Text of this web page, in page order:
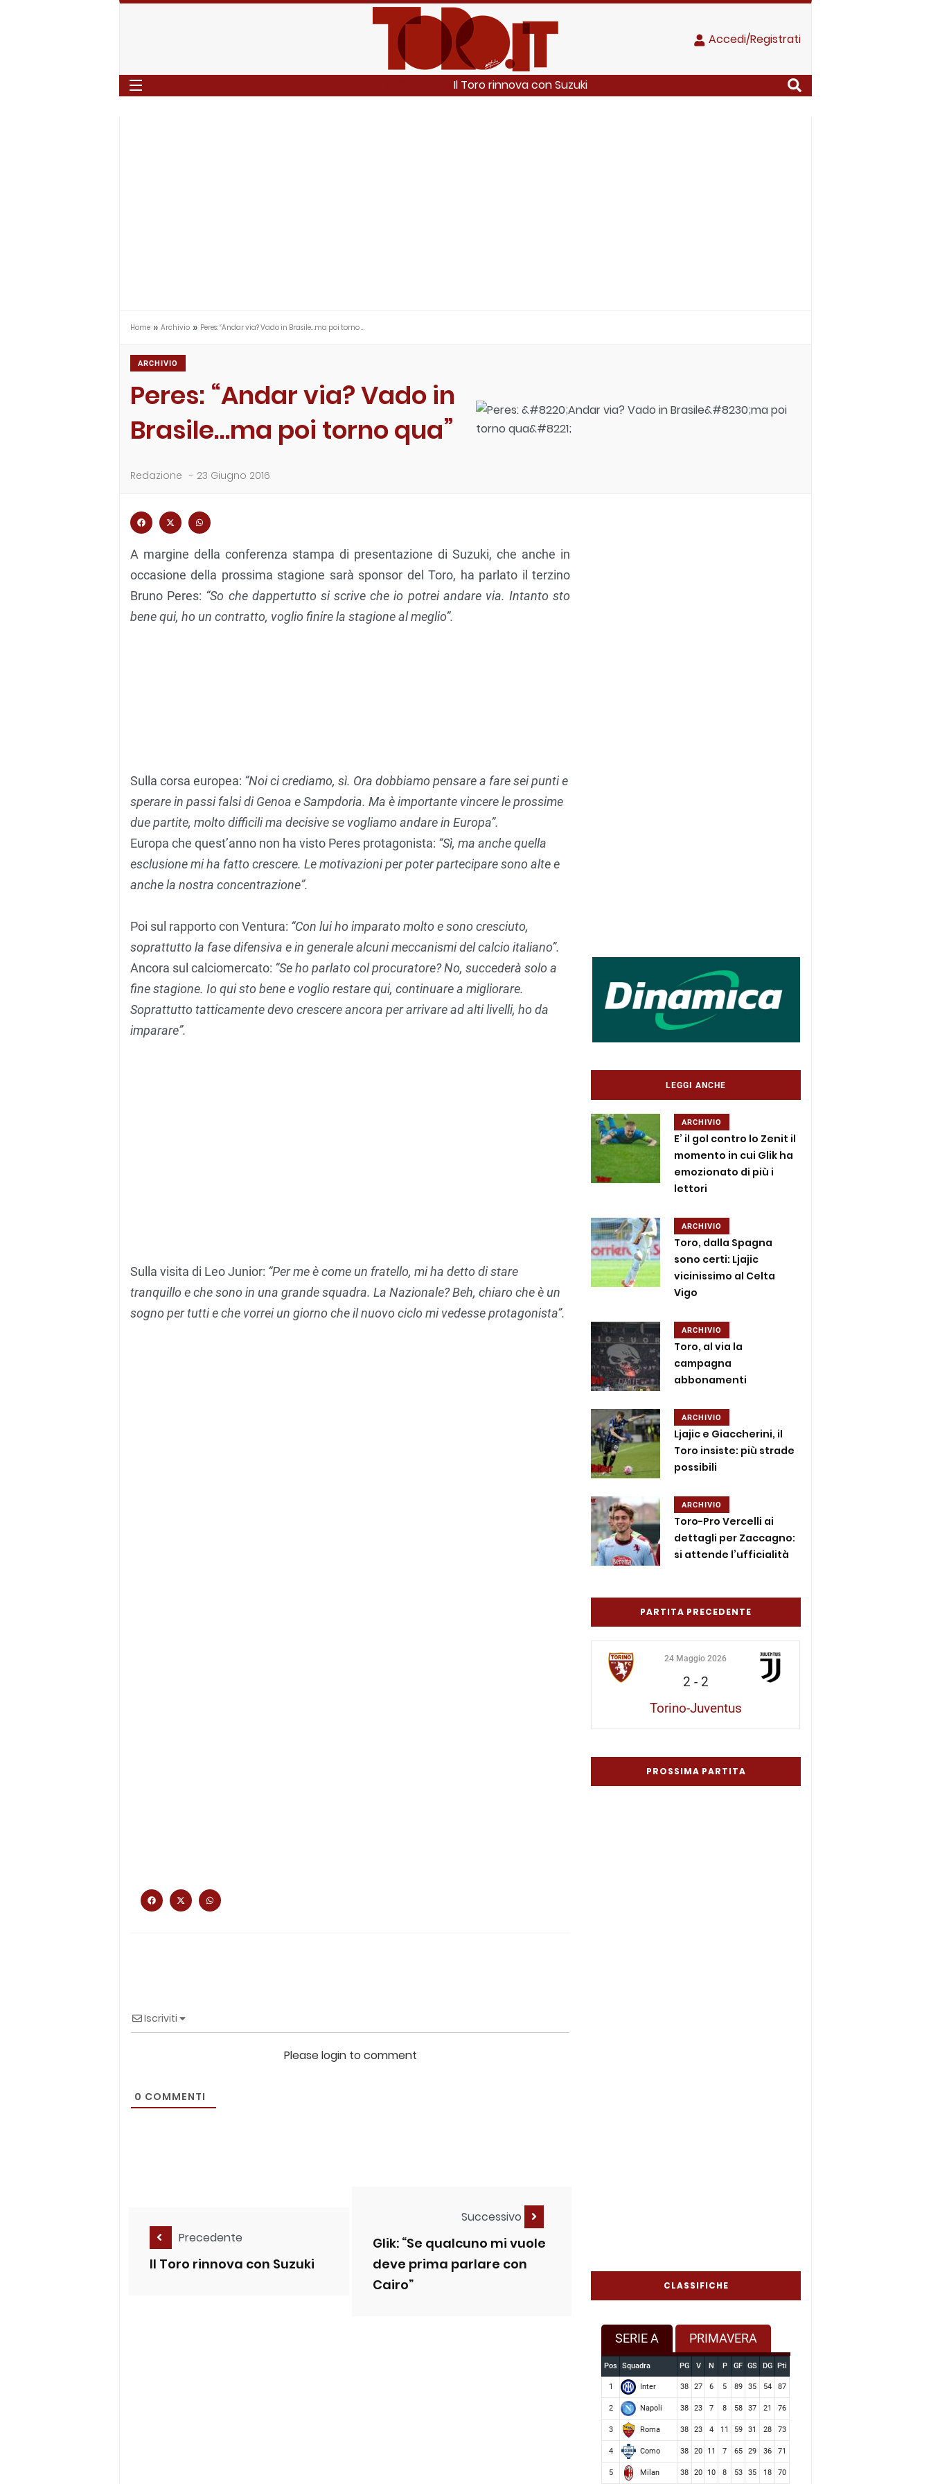
Accedi/Registrati
Il Toro rinnova con Suzuki
Home » Archivio » Peres: “Andar via? Vado in Brasile…ma poi torno …
ARCHIVIO
Peres: “Andar via? Vado in
Brasile…ma poi torno qua”
Redazione - 23 Giugno 2016
A margine della conferenza stampa di presentazione di Suzuki, che anche in
occasione della prossima stagione sarà sponsor del Toro, ha parlato il terzino
Bruno Peres: “So che dappertutto si scrive che io potrei andare via. Intanto sto
bene qui, ho un contratto, voglio finire la stagione al meglio”.
Sulla corsa europea: “Noi ci crediamo, sì. Ora dobbiamo pensare a fare sei punti e
sperare in passi falsi di Genoa e Sampdoria. Ma è importante vincere le prossime
due partite, molto difficili ma decisive se vogliamo andare in Europa”.
Europa che quest’anno non ha visto Peres protagonista: “Sì, ma anche quella
esclusione mi ha fatto crescere. Le motivazioni per poter partecipare sono alte e
anche la nostra concentrazione”.
Poi sul rapporto con Ventura: “Con lui ho imparato molto e sono cresciuto,
soprattutto la fase difensiva e in generale alcuni meccanismi del calcio italiano”.
Ancora sul calciomercato: “Se ho parlato col procuratore? No, succederà solo a
fine stagione. Io qui sto bene e voglio restare qui, continuare a migliorare.
Soprattutto tatticamente devo crescere ancora per arrivare ad alti livelli, ho da
imparare”.
Sulla visita di Leo Junior: “Per me è come un fratello, mi ha detto di stare
tranquillo e che sono in una grande squadra. La Nazionale? Beh, chiaro che è un
sogno per tutti e che vorrei un giorno che il nuovo ciclo mi vedesse protagonista”.
Iscriviti
Please login to comment
0 COMMENTI
Precedente
Il Toro rinnova con Suzuki
Successivo
Glik: “Se qualcuno mi vuole
deve prima parlare con
Cairo”
LEGGI ANCHE
ARCHIVIO
E’ il gol contro lo Zenit il
momento in cui Glik ha
emozionato di più i
lettori
ARCHIVIO
Toro, dalla Spagna
sono certi: Ljajic
vicinissimo al Celta
Vigo
ARCHIVIO
Toro, al via la
campagna
abbonamenti
ARCHIVIO
Ljajic e Giaccherini, il
Toro insiste: più strade
possibili
ARCHIVIO
Toro-Pro Vercelli ai
dettagli per Zaccagno:
si attende l’ufficialità
PARTITA PRECEDENTE
24 Maggio 2026
2 - 2
Torino-Juventus
PROSSIMA PARTITA
CLASSIFICHE
SERIE A PRIMAVERA
Pos Squadra PG V N P GF GS DG Pti
1 Inter 38 27 6 5 89 35 54 87
2 Napoli 38 23 7 8 58 37 21 76
3 Roma 38 23 4 11 59 31 28 73
4 Como 38 20 11 7 65 29 36 71
5 Milan 38 20 10 8 53 35 18 70